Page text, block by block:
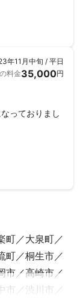
年11月中旬 / 平日
料金35,000円
っておりまし
業界はこんな
町
大泉町
町
桐生市
市
高崎市
市 渋川市